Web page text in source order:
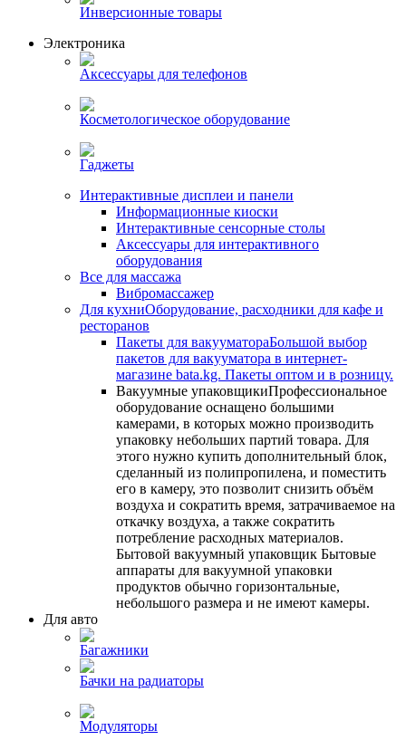
Инверсионные товары
Электроника
Аксессуары для телефонов
Косметологическое оборудование
Гаджеты
Интерактивные дисплеи и панели
Информационные киоски
Интерактивные сенсорные столы
Аксессуары для интерактивного
оборудования
Все для массажа
Вибромассажер
Для кухниОборудование, расходники для кафе и
ресторанов
Пакеты для вакууматораБольшой выбор
пакетов для вакууматора в интернет-
магазине bata.kg. Пакеты оптом и в розницу.
Вакуумные упаковщикиПрофессиональное
оборудование оснащено большими
камерами, в которых можно производить
упаковку небольших партий товара. Для
этого нужно купить дополнительный блок,
сделанный из полипропилена, и поместить
его в камеру, это позволит снизить объём
воздуха и сократить время, затрачиваемое на
откачку воздуха, а также сократить
потребление расходных материалов.
Бытовой вакуумный упаковщик Бытовые
аппараты для вакуумной упаковки
продуктов обычно горизонтальные,
небольшого размера и не имеют камеры.
Для авто
Багажники
Бачки на радиаторы
Модуляторы